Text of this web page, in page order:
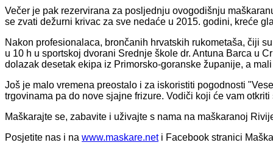
Večer je pak rezervirana za posljednju ovogodišnju
se zvati dežurni krivac za sve nedaće u 2015. godini, kreće
Nakon profesionalaca, brončanih hrvatskih rukometaša, čiji
u 10 h u sportskoj dvorani Srednje škole dr. Antuna Barca u
dolazak desetak ekipa iz Primorsko-goranske županije, a
Još je malo vremena preostalo i za iskoristiti pogodnosti
trgovinama pa do nove sjajne frizure. Vodiči koji će vam
Maškarajte se, zabavite i uživajte s nama na maškaranoj
Posjetite nas i na www.maskare.neti Facebook stranici